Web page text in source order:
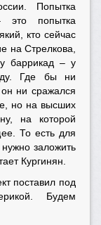
Попытка
это попытка
кто сейчас
на Стрелкова,
баррикад – у
Где бы ни
ни сражался
но на высших
на которой
То есть для
заложить
Кургинян.
поставил под
Будем